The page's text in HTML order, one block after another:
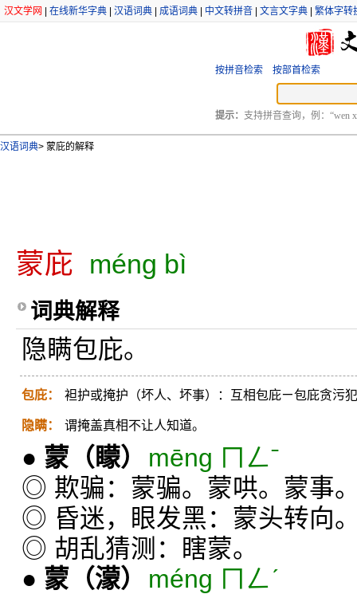
汉文学网 在线新华字典 汉语词典 成语词典 中文转拼音 文言文字典 繁体字转
按拼音检索 按部首检索
提示： 支持拼音查询，例：“wen
汉语词典> 蒙庇的解释
蒙庇 méng bì
词典解释
隐瞒包庇。
包庇： 袒护或掩护（坏人、坏事）：互相包庇ㄧ包庇贪污
隐瞒： 谓掩盖真相不让人知道。
● 蒙 （矇）
mēng ㄇㄥˉ
◎ 欺骗：蒙骗。蒙哄。蒙事
◎ 昏迷，眼发黑：蒙头转向
◎ 胡乱猜测：瞎蒙。
● 蒙 （濛）
méng ㄇㄥˊ